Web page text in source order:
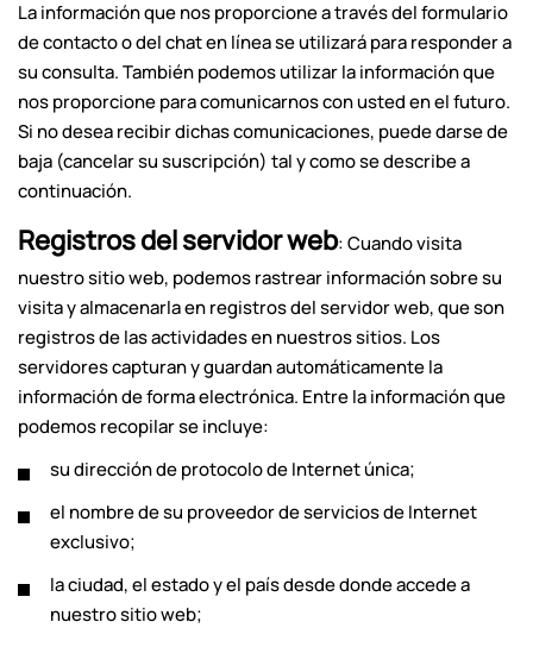
La información que nos proporcione a través del formulario
de contacto o del chat en línea se utilizará para responder a
su consulta. También podemos utilizar la información que
nos proporcione para comunicarnos con usted en el futuro.
Si no desea recibir dichas comunicaciones, puede darse de
baja (cancelar su suscripción) tal y como se describe a
continuación.
Registros del servidor web: Cuando visita
nuestro sitio web, podemos rastrear información sobre su
visita y almacenarla en registros del servidor web, que son
registros de las actividades en nuestros sitios. Los
servidores capturan y guardan automáticamente la
información de forma electrónica. Entre la información que
podemos recopilar se incluye:
su dirección de protocolo de Internet única;
el nombre de su proveedor de servicios de Internet
exclusivo;
la ciudad, el estado y el país desde donde accede a
nuestro sitio web;